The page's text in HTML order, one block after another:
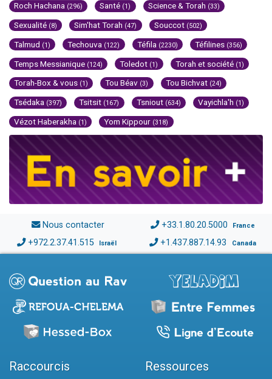
Roch Hachana (296) Santé (1) Science & Torah (33)
Sexualité (8) Sim'hat Torah (47) Souccot (502)
Talmud (1) Techouva (122) Téfila (2230) Téfilines (356)
Temps Messianique (124) Toledot (1) Torah et société (1)
Torah-Box & vous (1) Tou Béav (3) Tou Bichvat (24)
Tsédaka (397) Tsitsit (167) Tsniout (634) Vayichla'h (1)
Vézot Haberakha (1) Yom Kippour (318)
Nous contacter +33.1.80.20.5000 France
+972.2.37.41.515 Israël +1.437.887.14.93 Canada
Raccourcis Ressources